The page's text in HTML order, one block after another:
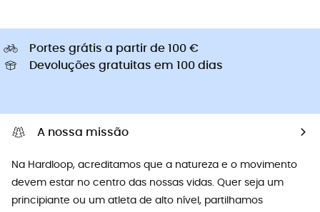
Portes grátis a partir de 100 €
Devoluções gratuitas em 100 dias
A nossa missão
Na Hardloop, acreditamos que a natureza e o movimento
devem estar no centro das nossas vidas. Quer seja um
principiante ou um atleta de alto nível, partilhamos